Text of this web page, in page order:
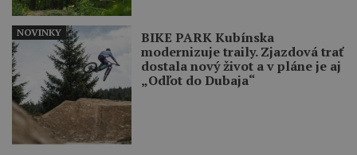
BIKE PARK Kubínska
modernizuje traily. Zjazdová trať
dostala nový život a v pláne je aj
„Odľot do Dubaja“
NOVINKY